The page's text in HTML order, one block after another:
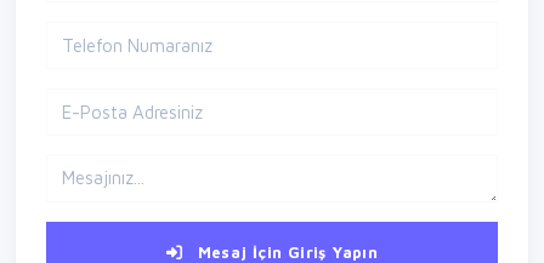
Mesaj İçin Giriş Yapın